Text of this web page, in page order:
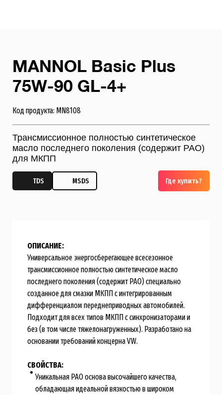
Где купить?
MANNOL Basic Plus
75W-90 GL-4+
Код продукта: MN8108
Трансмисcионное полностью синтетическое
масло последнего поколения (содержит PAO)
для МКПП
TDS MSDS
ОПИСАНИЕ:
Универсальное энергосберегающее всесезонное
трансмисcионное полностью синтетическое масло
последнего поколения (содержит PAO) специально
созданное для смазки МКПП с интегрированным
дифференциалом переднеприводных автомобилей.
Подходит для всех типов МКПП с синхронизаторами и
без (в том числе тяжелонагруженных). Разработано на
основании требований концерна VW.
СВОЙСТВА:
Уникальная PAO основа высочайшего качества,
обладающая идеальной вязкостью в широком